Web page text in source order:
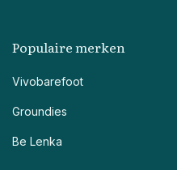
Populaire merken
Vivobarefoot
Groundies
Be Lenka